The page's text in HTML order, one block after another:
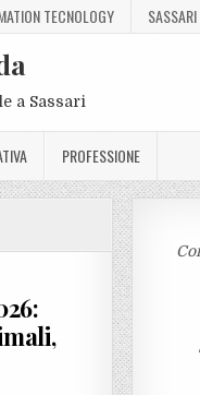
TECNOLOGY
a Sassari
PROFESSIONE